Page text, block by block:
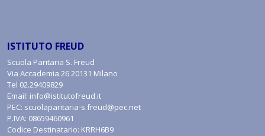
ISTITUTO FREUD
Scuola Paritaria S. Freud
Via Accademia 26 20131 Milano
Tel 02.29409829
Email: info@istitutofreud.it
PEC: scuolaparitaria-s.freud@pec.net
P.IVA: 08659460961
Codice Destinatario: KRRH6B9